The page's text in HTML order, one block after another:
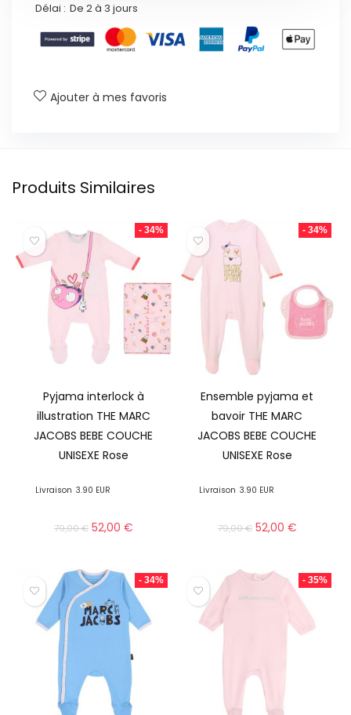
Délai : De 2 à 3 jours
Ajouter à mes favoris
Produits Similaires
- 34%
Pyjama interlock à
illustration THE MARC
JACOBS BEBE COUCHE
UNISEXE Rose
Livraison 3.90 EUR
79,00€ 52,00 €
- 34%
Ensemble pyjama et
bavoir THE MARC
JACOBS BEBE COUCHE
UNISEXE Rose
Livraison 3.90 EUR
79,00€ 52,00 €
- 34% - 35%